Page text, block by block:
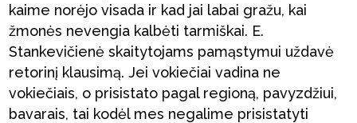
kaime norėjo visada ir kad jai labai gražu, kai
žmonės nevengia kalbėti tarmiškai. E.
Stankevičienė skaitytojams pamąstymui uždavė
retorinį klausimą. Jei vokiečiai vadina ne
vokiečiais, o prisistato pagal regioną, pavyzdžiui,
bavarais, tai kodėl mes negalime prisistatyti